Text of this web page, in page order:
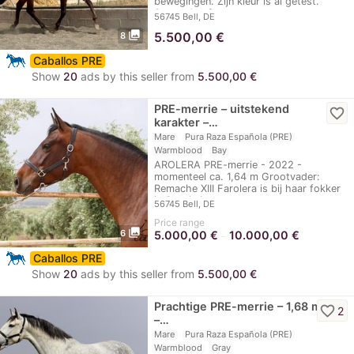
8 photo_library
Sereno heeft een…
56745 Bell, DE
5.500,00 €
Caballos PRE
Show 20 ads by this seller from 5.500,00 €
6 photo_library
PRE-merrie – uitstekend
karakter –…
Mare
Pura Raza Española (PRE)
Warmblood
Bay
AROLERA PRE-merrie - 2022 -
momenteel ca. 1,64 m Grootvader:
Remache XIII Farolera is bij haar fokker
in Spanje in…
56745 Bell, DE
favorite_border
Price range
5.000,00 € 10.000,00 €
Caballos PRE
Show 20 ads by this seller from 5.500,00 €
Prachtige PRE-merrie – 1,68 m
–…
Mare
Pura Raza Española (PRE)
Warmblood
Gray
favorite_border 2